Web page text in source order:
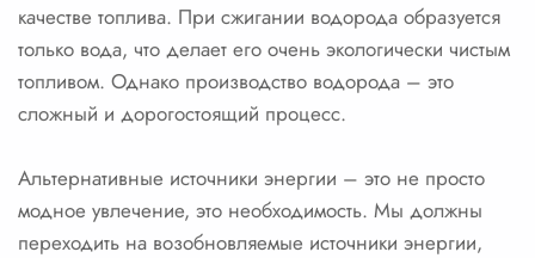
качестве топлива. При сжигании водорода образуется
только вода, что делает его очень экологически чистым
топливом. Однако производство водорода – это
сложный и дорогостоящий процесс.
Альтернативные источники энергии – это не просто
модное увлечение, это необходимость. Мы должны
переходить на возобновляемые источники энергии,